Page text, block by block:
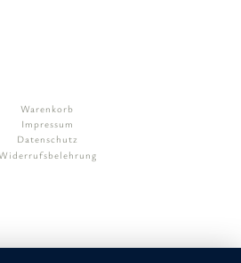
Warenkorb
Impressum
Datenschutz